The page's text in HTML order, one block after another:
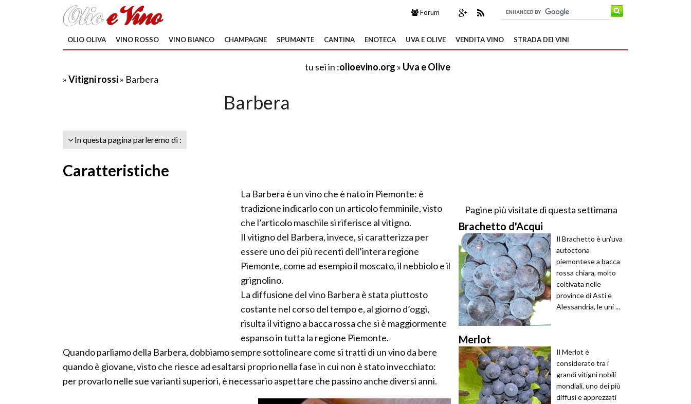
Forum
OLIO OLIVA VINO ROSSO VINO BIANCO CHAMPAGNE SPUMANTE CANTINA ENOTECA UVA E OLIVE VENDITA VINO STRADA DEI VINI
tu sei in :olioevino.org » Uva e Olive
»Vitigni rossi» Barbera
Barbera
In questa pagina parleremo di :
Caratteristiche
La Barbera è un vino che è nato in Piemonte: è
tradizione indicarlo con un articolo femminile, visto
che l’articolo maschile si riferisce al vitigno.
Il vitigno del Barbera, invece, si caratterizza per
essere uno dei più recenti dell’intera regione
Piemonte, come ad esempio il moscato, il nebbiolo e il
grignolino.
La diffusione del vino Barbera è stata piuttosto
costante nel corso del tempo e, al giorno d’oggi,
risulta il vitigno a bacca rossa che si è maggiormente
espanso in tutta la regione Piemonte.
Quando parliamo della Barbera, dobbiamo sempre sottolineare come si tratti di un vino da bere
quando è giovane, visto che riesce ad esaltarsi proprio nella fase in cui non è stato invecchiato:
per provarlo nelle sue varianti superiori, è necessario aspettare che passino anche diversi anni.
Pagine più visitate di questa settimana
Brachetto d'Acqui
Il Brachetto è un'uva
autoctona
piemontese a bacca
rossa chiara, molto
coltivata nelle
province di Asti e
Alessandria, le uni ...
Merlot
Il Merlot è
considerato tra i
grandi vitigni nobili
mondiali, uno dei più
diffusi e apprezzati